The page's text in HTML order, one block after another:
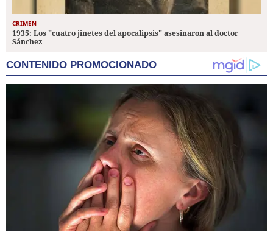
CRIMEN
1935: Los "cuatro jinetes del apocalipsis" asesinaron al doctor
Sánchez
CONTENIDO PROMOCIONADO